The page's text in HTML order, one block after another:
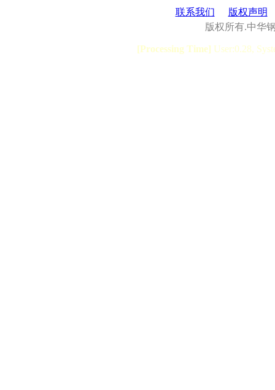
联系我们
版权声明
版权所有.中华
[Processing Time] User:0.28,